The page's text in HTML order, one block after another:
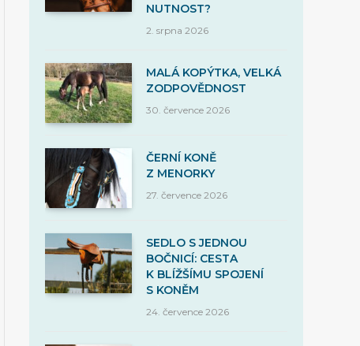
NUTNOST?
2. srpna 2026
MALÁ KOPÝTKA, VELKÁ
ZODPOVĚDNOST
30. července 2026
ČERNÍ KONĚ
Z MENORKY
27. července 2026
SEDLO S JEDNOU
BOČNICÍ: CESTA
K BLÍŽŠÍMU SPOJENÍ
S KONĚM
24. července 2026